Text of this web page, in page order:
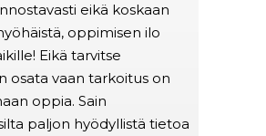
eikä koskaan
oppimisen ilo
Eikä tarvitse
osata vaan tarkoitus on
oppia. Sain
paljon hyödyllistä tietoa